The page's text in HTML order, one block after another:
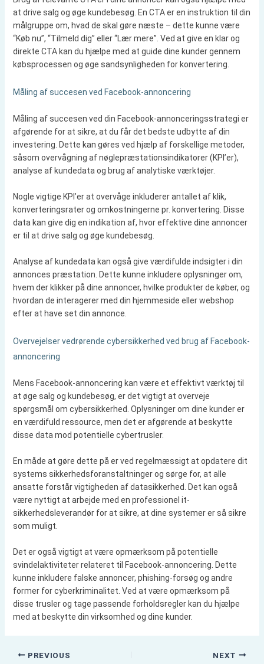
at drive salg og øge kundebesøg. En CTA er en instruktion til din
målgruppe om, hvad de skal gøre næste – dette kunne være
“Køb nu”, “Tilmeld dig” eller “Lær mere”. Ved at give en klar og
direkte CTA kan du hjælpe med at guide dine kunder gennem
købsprocessen og øge sandsynligheden for konvertering.
Måling af succesen ved Facebook-annoncering
Måling af succesen ved din Facebook-annonceringsstrategi er
afgørende for at sikre, at du får det bedste udbytte af din
investering. Dette kan gøres ved hjælp af forskellige metoder,
såsom overvågning af nøglepræstationsindikatorer (KPI’er),
analyse af kundedata og brug af analytiske værktøjer.
Nogle vigtige KPI’er at overvåge inkluderer antallet af klik,
konverteringsrater og omkostningerne pr. konvertering. Disse
data kan give dig en indikation af, hvor effektive dine annoncer
er til at drive salg og øge kundebesøg.
Analyse af kundedata kan også give værdifulde indsigter i din
annonces præstation. Dette kunne inkludere oplysninger om,
hvem der klikker på dine annoncer, hvilke produkter de køber, og
hvordan de interagerer med din hjemmeside eller webshop
efter at have set din annonce.
Overvejelser vedrørende cybersikkerhed ved brug af Facebook-
annoncering
Mens Facebook-annoncering kan være et effektivt værktøj til
at øge salg og kundebesøg, er det vigtigt at overveje
spørgsmål om cybersikkerhed. Oplysninger om dine kunder er
en værdifuld ressource, men det er afgørende at beskytte
disse data mod potentielle cybertrusler.
En måde at gøre dette på er ved regelmæssigt at opdatere dit
systems sikkerhedsforanstaltninger og sørge for, at alle
ansatte forstår vigtigheden af datasikkerhed. Det kan også
være nyttigt at arbejde med en professionel it-
sikkerhedsleverandør for at sikre, at dine systemer er så sikre
som muligt.
Det er også vigtigt at være opmærksom på potentielle
svindelaktiviteter relateret til Facebook-annoncering. Dette
kunne inkludere falske annoncer, phishing-forsøg og andre
former for cyberkriminalitet. Ved at være opmærksom på
disse trusler og tage passende forholdsregler kan du hjælpe
med at beskytte din virksomhed og dine kunder.
PREVIOUS NEXT